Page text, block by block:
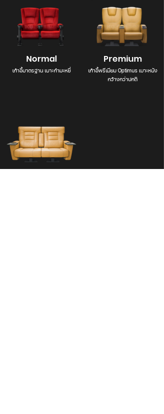
Normal
เก้าอี้มาตรฐาน เบาะกำมะหยี่
Premium
เก้าอี้พรีเมียม Optimus เบาะหนัง
กว้างกว่าปกติ